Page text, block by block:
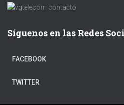
Síguenos en las Redes
FACEBOOK
TWITTER